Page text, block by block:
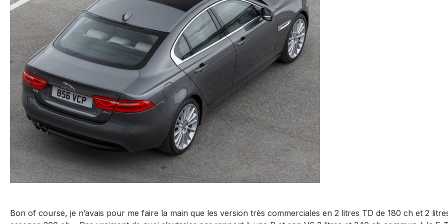
Bon of course, je n’avais pour me faire la main que les version très commerciales en 2 litres TD de 180 ch et 2